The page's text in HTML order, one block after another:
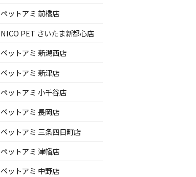
ペットアミ 前橋店
NICO PET さいたま新都心店
ペットアミ 新潟西店
ペットアミ 新津店
ペットアミ 小千谷店
ペットアミ 長岡店
ペットアミ 三条四日町店
ペットアミ 津幡店
ペットアミ 中野店